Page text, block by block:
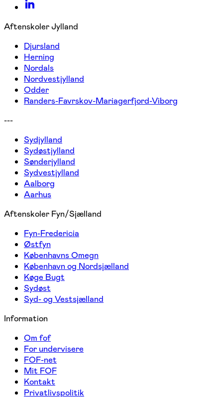
Aftenskoler Jylland
Djursland
Herning
Nordals
Nordvestjylland
Odder
Randers-Favrskov-Mariagerfjord-Viborg
---
Sydjylland
Sydøstjylland
Sønderjylland
Sydvestjylland
Aalborg
Aarhus
Aftenskoler Fyn/Sjælland
Fyn-Fredericia
Østfyn
Københavns Omegn
København og Nordsjælland
Køge Bugt
Sydøst
Syd- og Vestsjælland
Information
Om fof
For undervisere
FOF-net
Mit FOF
Kontakt
Privatlivspolitik